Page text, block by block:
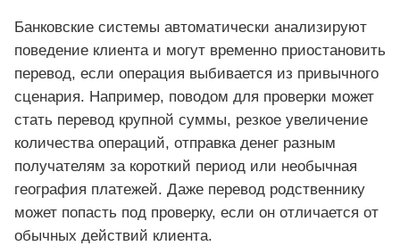
Банковские системы автоматически анализируют
поведение клиента и могут временно приостановить
перевод, если операция выбивается из привычного
сценария. Например, поводом для проверки может
стать перевод крупной суммы, резкое увеличение
количества операций, отправка денег разным
получателям за короткий период или необычная
география платежей. Даже перевод родственнику
может попасть под проверку, если он отличается от
обычных действий клиента.